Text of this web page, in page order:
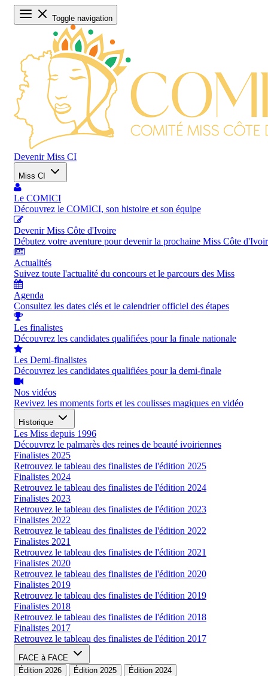
Toggle navigation
Devenir Miss CI
Miss CI
Le COMICI
Découvrez le COMICI, son histoire et son équipe
Devenir Miss Côte d'Ivoire
Débutez votre aventure pour devenir la prochaine Miss Côte
Actualités
Suivez toute l'actualité du concours et le parcours des Miss
Agenda
Consultez les dates clés et le calendrier officiel des étapes
Les finalistes
Découvrez les candidates qualifiées pour la finale nationale
Les Demi-finalistes
Découvrez les candidates qualifiées pour la demi-finale
Nos vidéos
Revivez les moments forts et les coulisses magiques en vidéo
Historique
Les Miss depuis 1996
Découvrez le palmarès des reines de beauté ivoiriennes
Finalistes 2025
Retrouvez le tableau des finalistes de l'édition 2025
Finalistes 2024
Retrouvez le tableau des finalistes de l'édition 2024
Finalistes 2023
Retrouvez le tableau des finalistes de l'édition 2023
Finalistes 2022
Retrouvez le tableau des finalistes de l'édition 2022
Finalistes 2021
Retrouvez le tableau des finalistes de l'édition 2021
Finalistes 2020
Retrouvez le tableau des finalistes de l'édition 2020
Finalistes 2019
Retrouvez le tableau des finalistes de l'édition 2019
Finalistes 2018
Retrouvez le tableau des finalistes de l'édition 2018
Finalistes 2017
Retrouvez le tableau des finalistes de l'édition 2017
FACE à FACE
Édition 2026
Édition 2025 Édition 2024